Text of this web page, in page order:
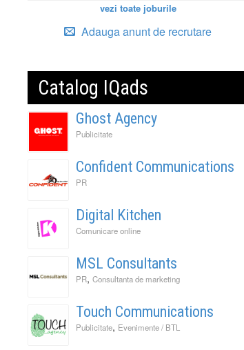
vezi toate joburile
Adauga anunt de recrutare
Catalog IQads
Ghost Agency
Publicitate
Confident Communications
PR
Digital Kitchen
Comunicare online
MSL Consultants
PR, Consultanta de marketing
Touch Communications
Publicitate, Evenimente / BTL